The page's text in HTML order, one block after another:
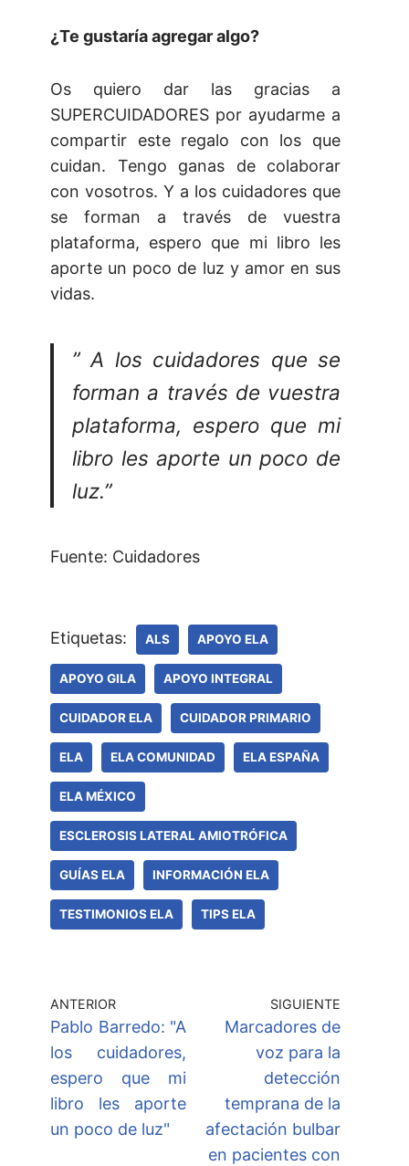
¿Te gustaría agregar algo?
Os quiero dar las gracias a
SUPERCUIDADORES por ayudarme a
compartir este regalo con los que
cuidan. Tengo ganas de colaborar
con vosotros. Y a los cuidadores que
se forman a través de vuestra
plataforma, espero que mi libro les
aporte un poco de luz y amor en sus
vidas.
” A los cuidadores que se
forman a través de vuestra
plataforma, espero que mi
libro les aporte un poco de
luz.”
Fuente: Cuidadores
Etiquetas: ALS APOYO ELA
APOYO GILA APOYO INTEGRAL
CUIDADOR ELA CUIDADOR PRIMARIO
ELA ELA COMUNIDAD ELA ESPAÑA
ELA MÉXICO
ESCLEROSIS LATERAL AMIOTRÓFICA
GUÍAS ELA INFORMACIÓN ELA
TESTIMONIOS ELA TIPS ELA
ANTERIOR
Pablo Barredo: "A
los cuidadores,
espero que mi
libro les aporte
un poco de luz"
SIGUIENTE
Marcadores de
voz para la
detección
temprana de la
afectación bulbar
en pacientes con